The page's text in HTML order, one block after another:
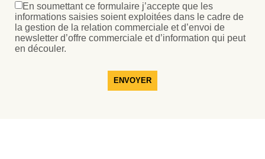
En soumettant ce formulaire j’accepte que les
informations saisies soient exploitées dans le cadre de
la gestion de la relation commerciale et d’envoi de
newsletter d’offre commerciale et d’information qui peut
en découler.
ENVOYER